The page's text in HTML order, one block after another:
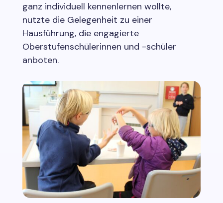
ganz individuell kennenlernen wollte,
nutzte die Gelegenheit zu einer
Hausführung, die engagierte
Oberstufenschülerinnen und -schüler
anboten.